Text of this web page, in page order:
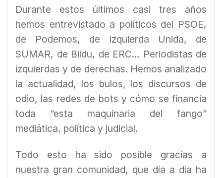
Durante estos últimos casi tres años
hemos entrevistado a políticos del PSOE,
de Podemos, de Izquierda Unida, de
SUMAR, de Bildu, de ERC… Periodistas de
izquierdas y de derechas. Hemos analizado
la actualidad, los bulos, los discursos de
odio, las redes de bots y cómo se financia
toda “esta maquinaria del fango”
mediática, política y judicial.
Todo esto ha sido posible gracias a
nuestra gran comunidad, que día a día ha